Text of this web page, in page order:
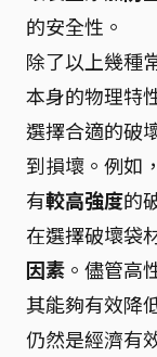
的安全性。
除了以上幾種
本身的物理特
選擇合適的破
到損壞。例如
有較高強度的
在選擇破壞袋
因素 。儘管高
其能夠有效降
仍然是經濟有